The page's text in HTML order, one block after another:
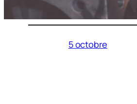
5 octobre